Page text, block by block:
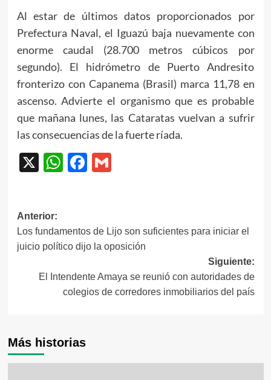
Al estar de últimos datos proporcionados por
Prefectura Naval, el Iguazú baja nuevamente con
enorme caudal (28.700 metros cúbicos por
segundo). El hidrómetro de Puerto Andresito
fronterizo con Capanema (Brasil) marca 11,78 en
ascenso. Advierte el organismo que es probable
que mañana lunes, las Cataratas vuelvan a sufrir
las consecuencias de la fuerte ríada.
X WhatsApp
Facebook
Gmail
Navegación
de
entradas
Anterior:
Los fundamentos de Lijo son suficientes para iniciar el
juicio político dijo la oposición
Siguiente:
El Intendente Amaya se reunió con autoridades de
colegios de corredores inmobiliarios del país
Más historias